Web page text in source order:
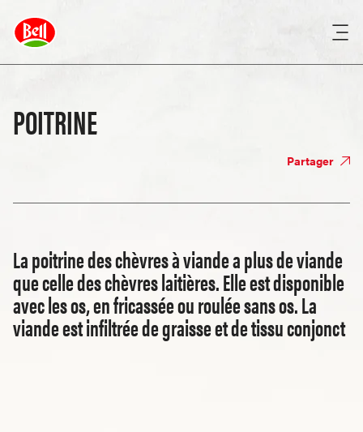
POITRINE
Partager
La poitrine des chèvres à viande a plus de viande
que celle des chèvres laitières. Elle est disponible
avec les os, en fricassée ou roulée sans os. La
viande est infiltrée de graisse et de tissu conjonct